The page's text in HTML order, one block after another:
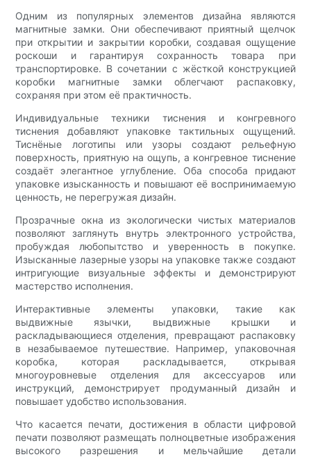
Одним из популярных элементов дизайна являются
магнитные замки. Они обеспечивают приятный щелчок
при открытии и закрытии коробки, создавая ощущение
роскоши и гарантируя сохранность товара при
транспортировке. В сочетании с жёсткой конструкцией
коробки магнитные замки облегчают распаковку,
сохраняя при этом её практичность.
Индивидуальные техники тиснения и конгревного
тиснения добавляют упаковке тактильных ощущений.
Тиснёные логотипы или узоры создают рельефную
поверхность, приятную на ощупь, а конгревное тиснение
создаёт элегантное углубление. Оба способа придают
упаковке изысканность и повышают её воспринимаемую
ценность, не перегружая дизайн.
Прозрачные окна из экологически чистых материалов
позволяют заглянуть внутрь электронного устройства,
пробуждая любопытство и уверенность в покупке.
Изысканные лазерные узоры на упаковке также создают
интригующие визуальные эффекты и демонстрируют
мастерство исполнения.
Интерактивные элементы упаковки, такие как
выдвижные язычки, выдвижные крышки и
раскладывающиеся отделения, превращают распаковку
в незабываемое путешествие. Например, упаковочная
коробка, которая раскладывается, открывая
многоуровневые отделения для аксессуаров или
инструкций, демонстрирует продуманный дизайн и
повышает удобство использования.
Что касается печати, достижения в области цифровой
печати позволяют размещать полноцветные изображения
высокого разрешения и мельчайшие детали